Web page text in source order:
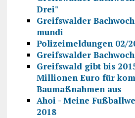
Drei"
Greifswalder
mundi
Polizeimeldungen 02/
Greifswalder
Greifswald gibt bis
Millionen Euro für
Baumaßnahmen aus
Ahoi - Meine
2018